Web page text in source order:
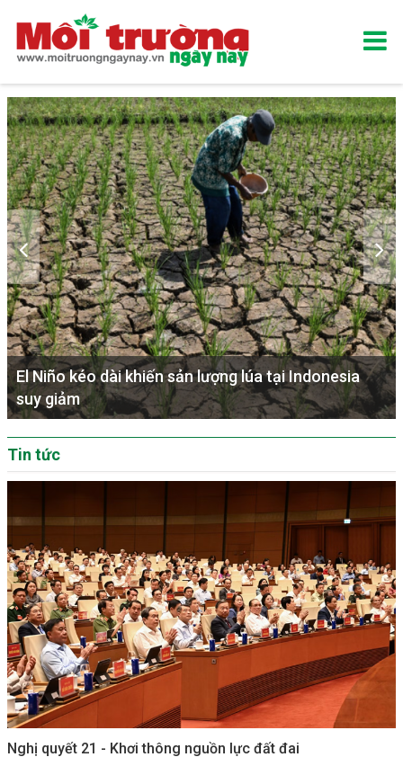
El Niño kéo dài khiến sản lượng lúa tại Indonesia
suy giảm
Tin tức
Nghị quyết 21 - Khơi thông nguồn lực đất đai